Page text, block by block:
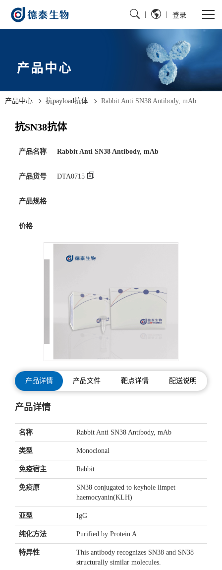
登录
产品中心
产品中心 抗payload抗体 Rabbit Anti SN38 Antibody, mAb
抗SN38抗体
产品名称 Rabbit Anti SN38 Antibody, mAb
产品货号 DTA0715
产品规格
价格
产品详情 产品文件 靶点详情 配送说明
产品详情
名称 Rabbit Anti SN38 Antibody, mAb
类型 Monoclonal
免疫宿主 Rabbit
免疫原
SN38 conjugated to keyhole limpet
haemocyanin(KLH)
亚型 IgG
纯化方法 Purified by Protein A
特异性
This antibody recognizes SN38 and SN38
structurally similar molecules.